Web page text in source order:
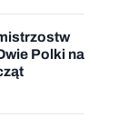
Polki na